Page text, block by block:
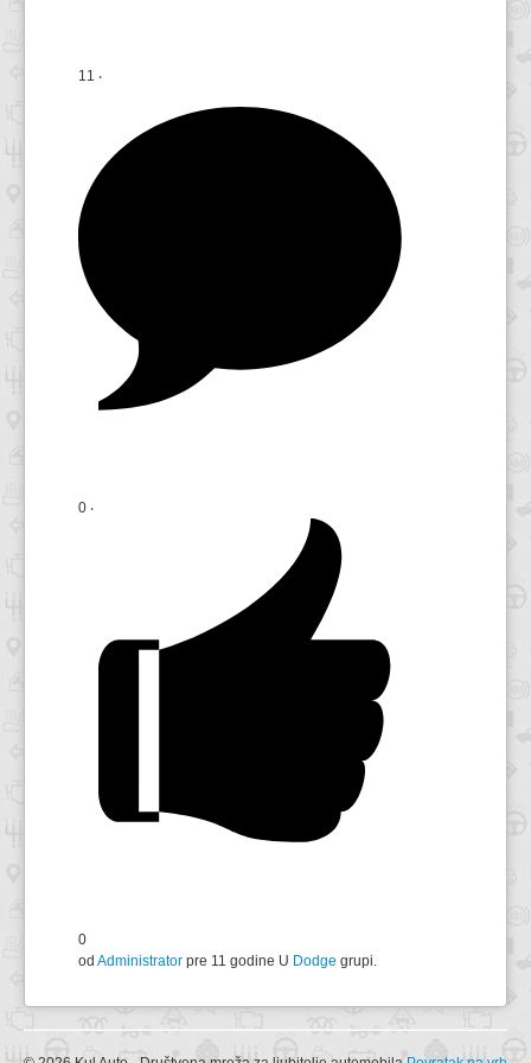
11 ‧
0 ‧
0
od Administrator pre 11 godine U Dodge grupi.